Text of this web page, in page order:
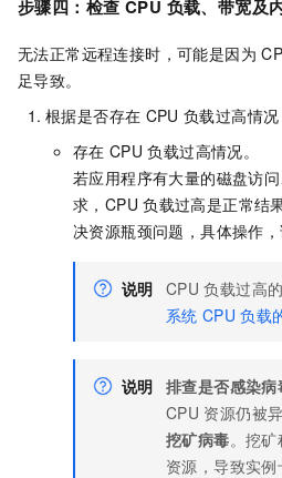
步骤四：检查 CPU 负载、带宽及
无法正常远程连接时，可能是因为
足导致。
根据是否存在 CPU 负载过高情况
存在 CPU 负载过高情况。
若应用程序有大量的磁盘访
求，CPU 负载过高是正常结
决资源瓶颈问题，具体操作
说明 CPU 负载过高
系统 CPU 负载
说明 排查是否感染病
CPU 资源仍被
挖矿病毒。挖
资源，导致实